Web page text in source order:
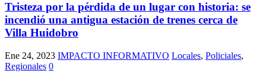
Tristeza por la pérdida de un lugar con historia: se
incendió una antigua estación de trenes cerca de
Villa Huidobro
Ene 24, 2023 IMPACTO INFORMATIVO Locales, Policiales,
Regionales 0